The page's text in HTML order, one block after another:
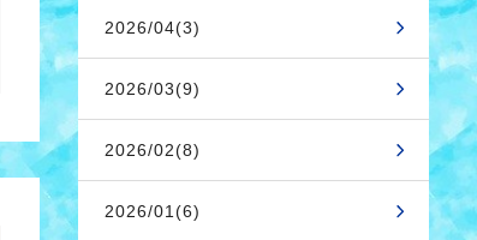
2026/04(3)
2026/03(9)
2026/02(8)
2026/01(6)